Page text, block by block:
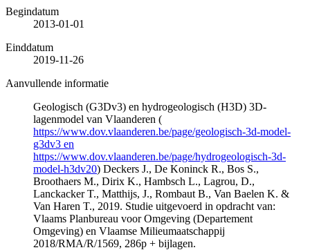
Begindatum
2013-01-01
Einddatum
2019-11-26
Aanvullende informatie
Geologisch (G3Dv3) en hydrogeologisch (H3D) 3D-
lagenmodel van Vlaanderen (
https://www.dov.vlaanderen.be/page/geologisch-3d-model-
g3dv3 en
https://www.dov.vlaanderen.be/page/hydrogeologisch-3d-
model-h3dv20) Deckers J., De Koninck R., Bos S.,
Broothaers M., Dirix K., Hambsch L., Lagrou, D.,
Lanckacker T., Matthijs, J., Rombaut B., Van Baelen K. &
Van Haren T., 2019. Studie uitgevoerd in opdracht van:
Vlaams Planbureau voor Omgeving (Departement
Omgeving) en Vlaamse Milieumaatschappij
2018/RMA/R/1569, 286p + bijlagen.